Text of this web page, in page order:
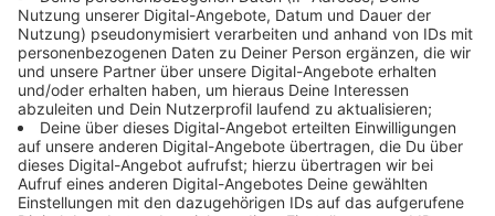
berichtet, haben einige Anrufer Namen genannt, die sie
hinter der Stimme vermuten. Die Ermittler versuchen
jetzt, die Personen ausfindig zu machen. Das dauere
aber seine Zeit.
Anzeige